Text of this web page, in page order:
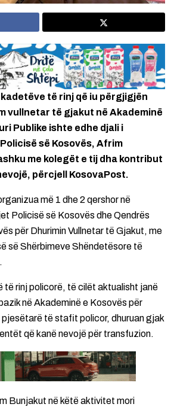
kadetëve të rinj që iu përgjigjën
vullnetar të gjakut në Akademinë
Publike ishte edhe djali i
së Kosovës, Afrim
me kolegët e tij dha kontribut
përcjell KosovaPost.
më 1 dhe 2 qershor në
Policisë së Kosovës dhe Qendrës
për Dhurimin Vullnetar të Gjakut, me
së Shërbimeve Shëndetësore të
të rinj policorë, të cilët aktualisht janë
në Akademinë e Kosovës për
pjesëtarë të stafit policor, dhuruan gjak
që kanë nevojë për transfuzion.
Bunjakut në këtë aktivitet mori